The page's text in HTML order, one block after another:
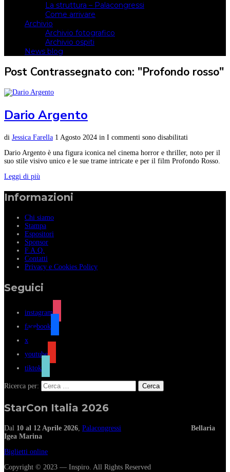
La struttura – Palacongressi
Come arrivare
Archivio
Archivio fotografico
Archivio ospiti
News blog
Post Contrassegnato con: "Profondo rosso"
Dario Argento
di Jessica Farella 1 Agosto 2024 in I commenti sono disabilitati
Dario Argento è una figura iconica nel cinema horror e thriller, noto per il
suo stile visivo unico e le sue trame intricate e per il film Profondo Rosso.
Leggi di più
Informazioni
Chi siamo
Stampa
Espositori
Sponsor
F.A.Q.
Contatti
Privacy e Cookies Policy
Seguici
instagram
facebook
x
youtube
tiktok
Ricerca per:
StarCon Italia 2026
Dal 10 al 12 Aprile 2026 Palacongressi
Bellaria
Igea Marina
Biglietti online
Copyright © 2023 — Inspiro. All Rights Reserved